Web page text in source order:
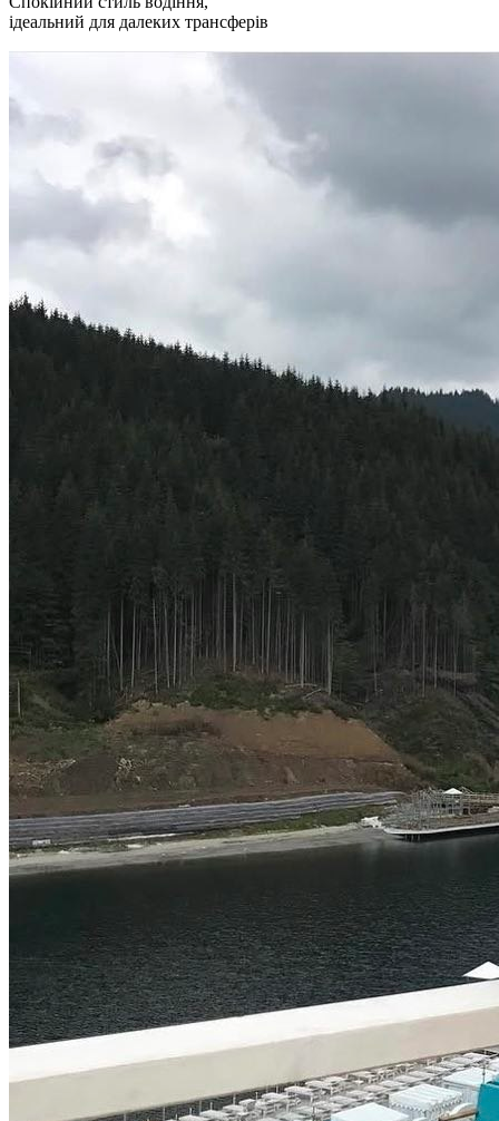
ідеальний для далеких трансферів